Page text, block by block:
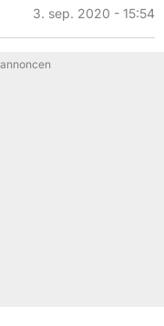
3. sep. 2020 - 15:54